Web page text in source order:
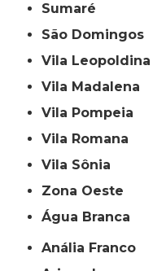
Sumaré
São Domingos
Vila Leopoldina
Vila Madalena
Vila Pompeia
Vila Romana
Vila Sônia
Zona Oeste
Água Branca
Anália Franco